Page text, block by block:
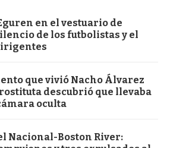
en el vestuario de
de los futbolistas y el
que vivió Nacho Álvarez
descubrió que llevaba
oculta
Nacional-Boston River: